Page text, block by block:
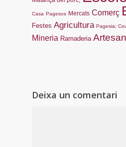
Casa Pagesos Mercats Comerç
Festes Agricultura Pagesia;
Mineria Ramaderia
Deixa un comentari